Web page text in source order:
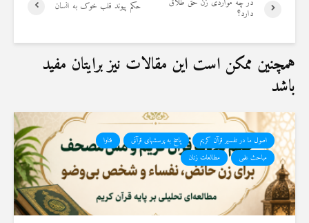
حکم پیوند قلب خوک به انسان در چه مواردی زن حق طلاق
دارد؟
همچنین ممکن است این مقالات نیز برایتان مفید
باشد
اصول ما در تفسیر قرآن کریم پاسخ به پرسشهای قرآنی
فتاوا
مباحث علمی
مطالعات زنان
19 جولای 2026